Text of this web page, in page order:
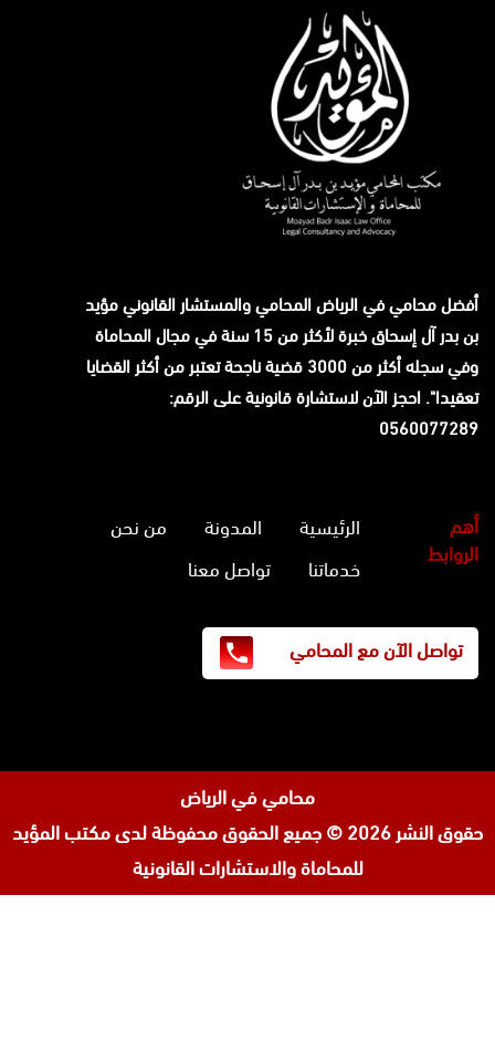
أفضل محامي في الرياض المحامي والمستشار القانونيمؤيد
بن بدر آل إسحاق
خبرة لأكثر من 15 سنة في مجال المحاماة
وفي سجله أكثر من 3000 قضية ناجحة تعتبر من أكثر القضايا
تعقيدا". احجز الآن لاستشارة قانونية على الرقم:
0560077289
أهم
الروابط
الرئيسية المدونة
من نحن
خدماتنا
تواصل معنا
تواصل الآن مع المحامي
محامي في الرياض
حقوق النشر 2026 © جميع الحقوق محفوظة لدى
مكتب المؤيد
للمحاماة والاستشارات القانونية